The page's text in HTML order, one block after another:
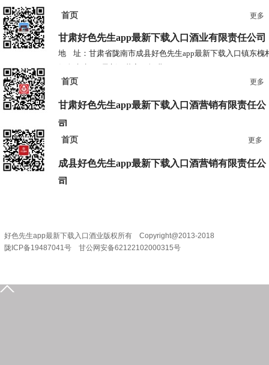
首页 更多
甘肃好色先生app最新下载入口酒业有限责任公司
地 址：甘肃省陇南市成县好色先生app最新下载入口镇东槐
电 话：0939-3778685 3778687
首页 更多
甘肃好色先生app最新下载入口酒营销有限责任公
司
地 址：兰州市七里河区西津西路16号兰州中心38楼
电 话：0931-2867829 2867839
首页 更多
成县好色先生app最新下载入口酒营销有限责任公
司
入口
好色先生app最新下载入口酒业版权所有 Copyright@2013-2018
陇ICP备19487041号 甘公网安备62122102000315号